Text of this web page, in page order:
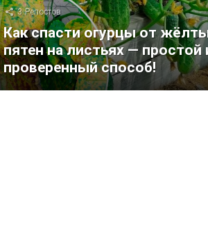
3 Репостов
Как спасти огурцы от
пятен на листьях — простой
проверенный способ!